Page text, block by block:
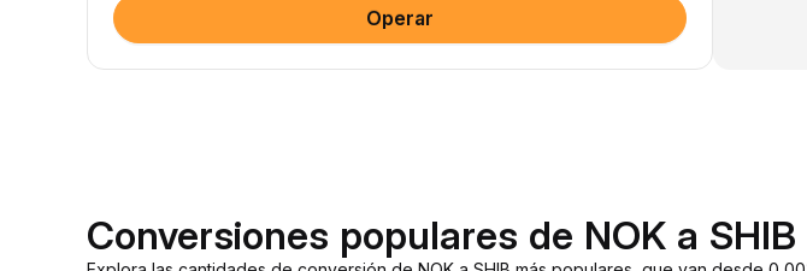
Operar
Conversiones populares de NOK a SHIB